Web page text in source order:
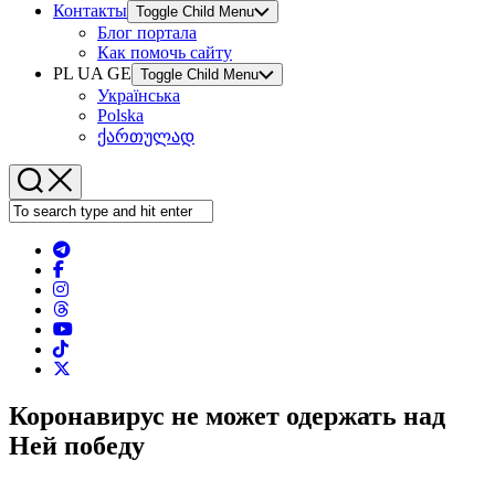
Контакты Toggle Child Menu
Блог портала
Как помочь сайту
PL UA GE Toggle Child Menu
Українська
Polska
ქართულად
Коронавирус не может одержать над
Ней победу